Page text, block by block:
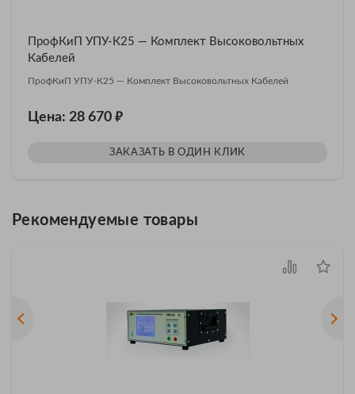
ПрофКиП УПУ-К25 — Комплект Высоковольтных
Кабелей
ПрофКиП УПУ-К25 — Комплект Высоковольтных Кабелей
Цена: 28 670 ₽
ЗАКАЗАТЬ В ОДИН КЛИК
Рекомендуемые товары